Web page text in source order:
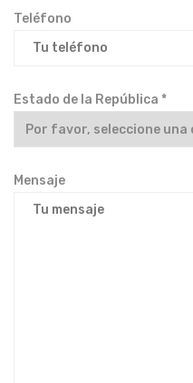
Teléfono
Estado de la República *
Mensaje